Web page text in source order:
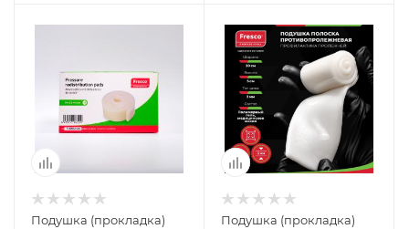
Подушка (прокладка)
Подушка (прокладка)